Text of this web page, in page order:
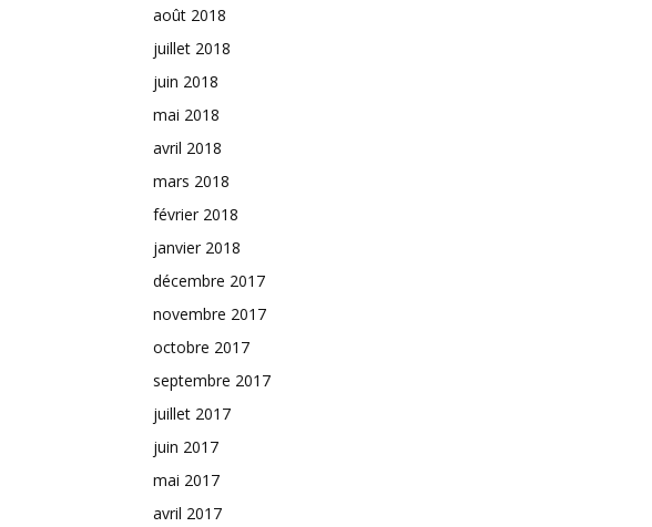
août 2018
juillet 2018
juin 2018
mai 2018
avril 2018
mars 2018
février 2018
janvier 2018
décembre 2017
novembre 2017
octobre 2017
septembre 2017
juillet 2017
juin 2017
mai 2017
avril 2017